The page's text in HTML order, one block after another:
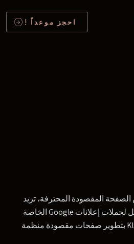
احجز موعداً !
المقصودة المحترفة، تزيد
الشركات معدل التحويل لحملات إعلانات Google الخاصة
بها. تقوم وكالة Klarwerk بتطوير صفحات مقصودة منظمة